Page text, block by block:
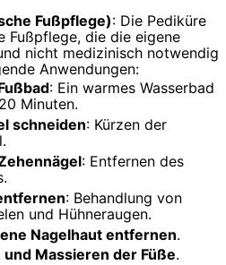
Fußpflege): Die Pediküre
Fußpflege, die die eigene
nicht medizinisch notwendig
Anwendungen:
: Ein warmes Wasserbad
Minuten.
schneiden: Kürzen der
: Entfernen des
: Behandlung von
und Hühneraugen.
Nagelhaut entfernen.
und Massieren der Füße.